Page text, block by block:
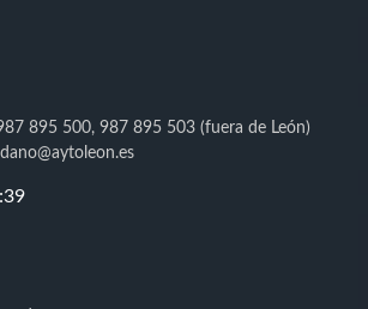
895 500, 987 895 503 (fuera de León)